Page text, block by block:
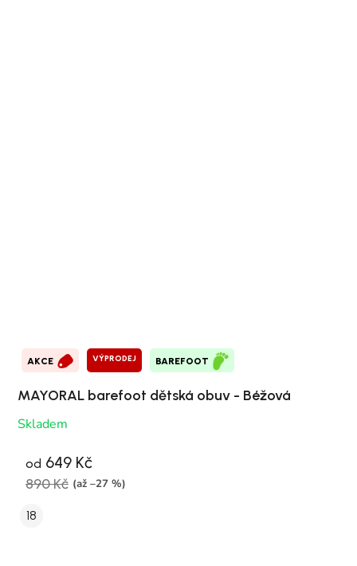
AKCE VÝPRODEJ BAREFOOT
MAYORAL barefoot dětská obuv - Béžová
Skladem
od 649 Kč
890 Kč (až –27 %)
18